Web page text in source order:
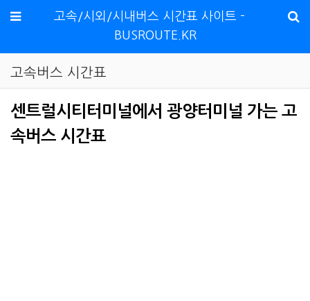
메뉴
고속/시외/시내버스 시간표 사이트 -
BUSROUTE.KR
고속버스 시간표
센트럴시티터미널에서 광양터미널 가는 고
속버스 시간표